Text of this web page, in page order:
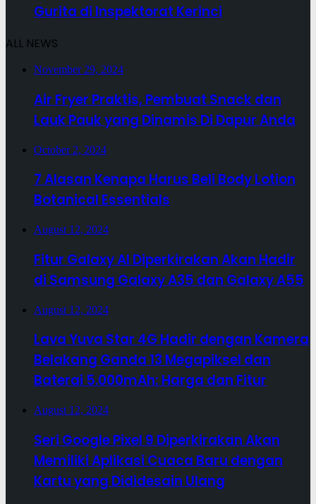
Gurita di Inspektorat Kerinci
ALL NEWS
November 29, 2024
Air Fryer Praktis, Pembuat Snack dan
Lauk Pauk yang Dinamis Di Dapur Anda
October 2, 2024
7 Alasan Kenapa Harus Beli Body Lotion
Botanical Essentials
August 12, 2024
Fitur Galaxy AI Diperkirakan Akan Hadir
di Samsung Galaxy A35 dan Galaxy A55
August 12, 2024
Lava Yuva Star 4G Hadir dengan Kamera
Belakang Ganda 13 Megapiksel dan
Baterai 5.000mAh: Harga dan Fitur
August 12, 2024
Seri Google Pixel 9 Diperkirakan Akan
Memiliki Aplikasi Cuaca Baru dengan
Kartu yang Dididesain Ulang